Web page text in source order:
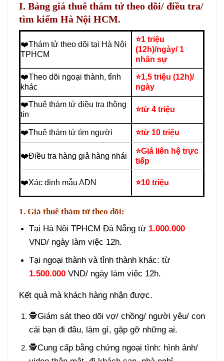
I. Bảng giá thuê thám tử theo dõi/ điều tra/
tìm kiếm Hà Nội HCM.
❤️Thám tử theo dõi tại Hà Nội
TPHCM
⭐1 triệu
(12h)/ngày/ 1
nhân sự
❤️Theo dõi ngoại thành, tỉnh
khác
⭐1,5 triệu (12h)/
ngày
❤️Thuê thám tử điều tra thông
tin
⭐từ 4 triệu
❤️Thuê thám tử tìm người ⭐từ 10 triệu
❤️Điều tra hàng giả hàng nhái
⭐Giá liên hệ trực
tiếp
❤️Xác định mẫu ADN ⭐10 triệu
1. Giá thuê thám tử theo dõi:
Tại Hà Nội TPHCM Đà Nẵng từ 1.000.000
VND/ ngày làm việc 12h.
Tại ngoại thành và tỉnh thành khác: từ
1.500.000 VND/ ngày làm việc 12h.
Kết quả mà khách hàng nhận được.
🕵️Giám sát theo dõi vợ/ chồng/ người yêu/ con
cái bạn đi đâu, làm gì, gặp gỡ những ai.
🕵️Cung cấp bằng chứng ngoại tình: hình ảnh/